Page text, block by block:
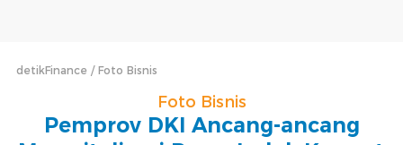
detikFinance Foto Bisnis
Foto Bisnis
Pemprov DKI Ancang-ancang